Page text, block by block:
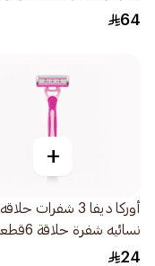
وغيارين 3قطعة
64
+
أوركا ديفا 3 شفرات حلاقه
نسائيه شفرة حلاقة 6قطعة
24